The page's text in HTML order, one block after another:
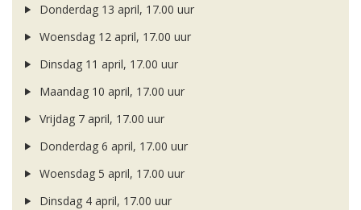
Donderdag 13 april, 17.00 uur
Woensdag 12 april, 17.00 uur
Dinsdag 11 april, 17.00 uur
Maandag 10 april, 17.00 uur
Vrijdag 7 april, 17.00 uur
Donderdag 6 april, 17.00 uur
Woensdag 5 april, 17.00 uur
Dinsdag 4 april, 17.00 uur